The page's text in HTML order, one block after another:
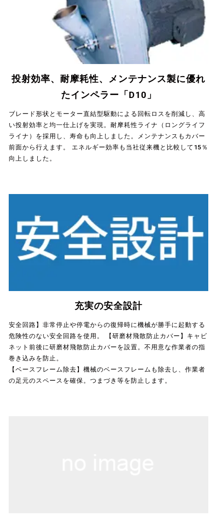
投射効率、耐摩耗性、メンテナンス製に優れ
たインペラー「D10」
ブレード形状とモーター直結型駆動による回転ロスを削減し、高
い投射効率と均一仕上げを実現。耐摩耗性ライナ（ロングライフ
ライナ）を採用し、寿命も向上しました。メンテナンスもカバー
前面から行えます。 エネルギー効率も当社従来機と比較して15％
向上しました。
充実の安全設計
安全回路】非常停止や停電からの復帰時に機械が勝手に起動する
危険性のない安全回路を使用。 【研磨材飛散防止カバー】キャビ
ネット前後に研磨材飛散防止カバーを設置。不用意な作業者の指
巻き込みを防止。
【ベースフレーム除去】機械のベースフレームも除去し、作業者
の足元のスペースを確保。つまづき等を防止します。